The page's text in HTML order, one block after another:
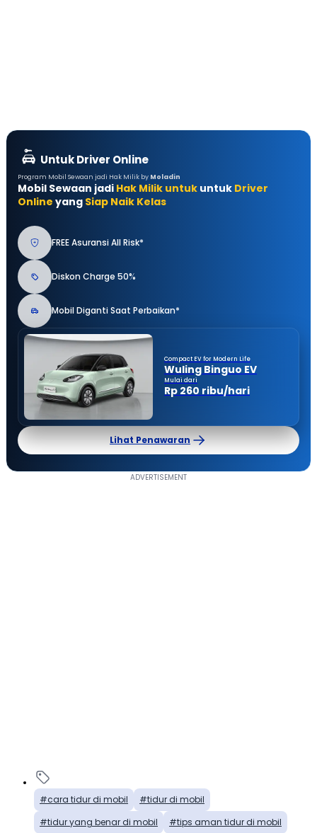
Untuk Driver Online
Program Mobil Sewaan jadi Hak Milik by Moladin
Mobil Sewaan jadi Hak Milik untuk untuk Driver
Online yang Siap Naik Kelas
FREE Asuransi All Risk*
Diskon Charge 50%
Mobil Diganti Saat Perbaikan*
Compact EV for Modern Life
Wuling Binguo EV
Mulai dari
Rp 260 ribu/hari
Lihat Penawaran
cara tidur di mobil
tidur di mobil
tidur yang benar di mobil
tips aman tidur di mobil